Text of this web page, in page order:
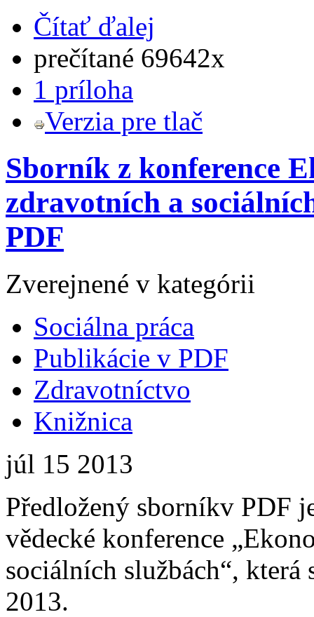
Čítať ďalej
prečítané 69642x
1 príloha
Verzia pre tlač
Sborník z konference
zdravotních a
PDF
Zverejnené v kategórii
Sociálna práca
Publikácie v PDF
Zdravotníctvo
Knižnica
júl 15 2013
Předložený sborníkv PDF
vědecké konference
sociálních službách“, která
2013.